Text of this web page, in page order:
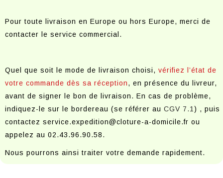
Pour toute livraison en Europe ou hors Europe, merci de
contacter le service commercial.
Quel que soit le mode de livraison choisi, vérifiez l’état de
votre commande dès sa réception, en présence du livreur,
avant de signer le bon de livraison. En cas de problème,
indiquez-le sur le bordereau (se référer au CGV 7.1 ) , puis
contactez service.expedition@cloture-a-domicile.fr ou
appelez au 02.43.96.90.58.
Nous pourrons ainsi traiter votre demande rapidement.